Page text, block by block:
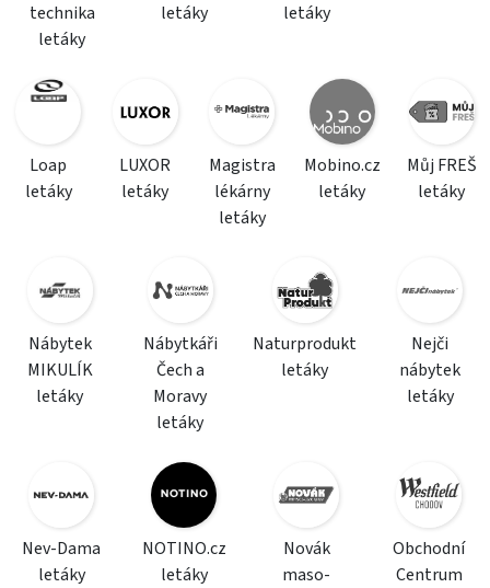
technika
letáky
letáky
letáky
Loap
letáky
LUXOR
letáky
Magistra
lékárny
letáky
Mobino.cz
letáky
Můj FREŠ
letáky
Nábytek
MIKULÍK
letáky
Nábytkáři
Čech a
Moravy
letáky
Naturprodukt
letáky
Nejči
nábytek
letáky
Nev-Dama
letáky
NOTINO.cz
letáky
Novák
maso-
Obchodní
Centrum